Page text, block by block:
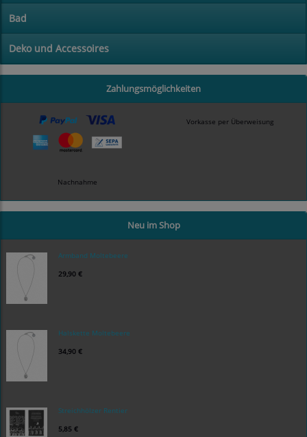
Bad
Deko und Accessoires
Zahlungsmöglichkeiten
Vorkasse per Überweisung
Nachnahme
Neu im Shop
Armband Moltebeere
29,90 €
Halskette Moltebeere
34,90 €
Streichhölzer Rentier
5,85 €